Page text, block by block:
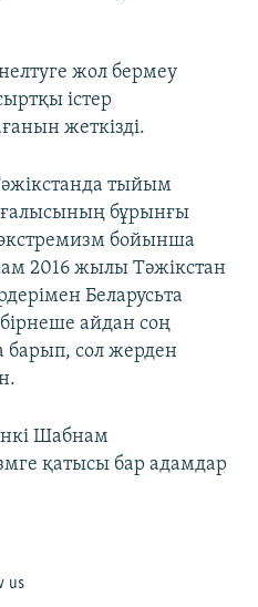
жол бермеу
істер
жеткізді.
тыйым
бұрынғы
экстремизм бойынша
2016 жылы Тәжікстан
Беларусьта
айдан соң
барып, сол жерден
Шабнам
қатысы бар адамдар
us